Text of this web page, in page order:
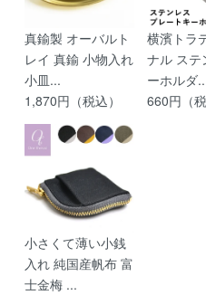
真鍮製 オーバルト
レイ 真鍮 小物入れ
小皿...
1,870円（税込）
横濱トラ
ナル ステ
ーホルダ
660円（税
小さくて薄い小銭
入れ 純国産帆布 富
士金梅 ...